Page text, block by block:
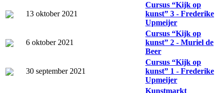
13 oktober 2021
Cursus “Kijk op
kunst” 3 - Frederike
Upmeijer
6 oktober 2021
Cursus “Kijk op
kunst” 2 - Muriel de
Beer
30 september 2021
Cursus “Kijk op
kunst” 1 - Frederike
Upmeijer
Kunstmarkt